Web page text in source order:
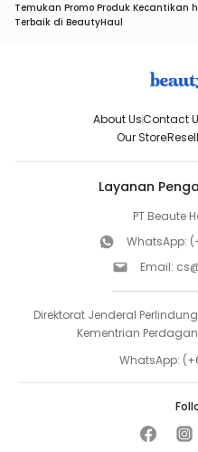
Temukan Promo Produk Kecantikan
Terbaik di BeautyHaul
About UsContact
Our Store
Layanan
PT Beaute
WhatsApp:
Email:
Direktorat Jenderal
Kementrian
WhatsApp: